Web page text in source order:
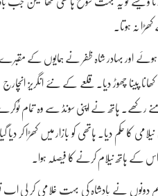
نہ ہوتا۔
ہوئے اور بہادر شاہ ظفر نے ہمایوں کے
پینا چھوڑ دیا۔ قلعے کے نئے انگریز
ہاتھ نے اپنی سونڈ سے وہ تمام
حکم دیا۔ ہاتھی کو بازار میں کھڑا کر دیا
کے ہاتھ نیلام کرنے کا فیصلہ ہوا۔
ہم دونوں نے بادشاہ کی بہت غلامی کر لی